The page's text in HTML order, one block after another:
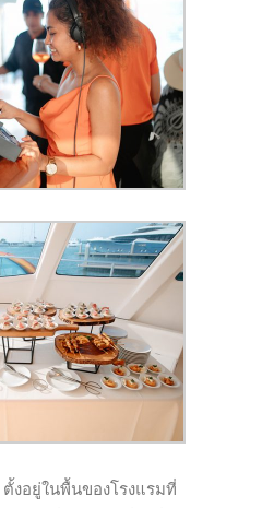
ตั้งอยู่ในพื้นของโรงแรมที่